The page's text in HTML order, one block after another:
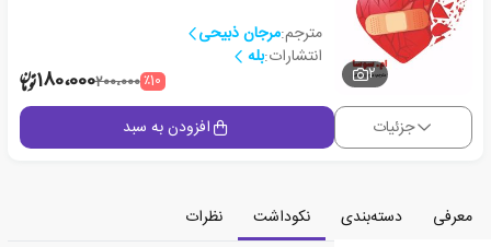
2
مترجم:مرجان ذبیحی
انتشارات:بله
٪10200،000180،000
جزئیات افزودن به سبد
معرفی دسته‌بندی نکوداشت
نظرات